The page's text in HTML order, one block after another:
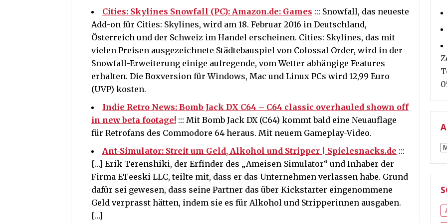
Cities: Skylines Snowfall (PC): Amazon.de: Games ::: Snowfall, das neueste
Add-on für Cities: Skylines, wird am 18. Februar 2016 in Deutschland,
Österreich und der Schweiz im Handel erscheinen. Cities: Skylines, das mit
vielen Preisen ausgezeichnete Städtebauspiel von Colossal Order, wird in der
Snowfall-Erweiterung einige aufregende, vom Wetter abhängige Features
erhalten. Die Boxversion für Windows, Mac und Linux PCs wird 12,99 Euro
(UVP) kosten.
Indie Retro News: Bomb Jack DX C64 – C64 classic overhauled shown off
in new beta footage! ::: Mit Bomb Jack DX (C64) kommt bald eine Neuauflage
für Retrofans des Commodore 64 heraus. Mit neuem Gameplay-Video.
Ant-Simulator: Streit um Geld, Alkohol und Stripper | Spielesnacks.de :::
[…] Erik Terenshiki, der Erfinder des „Ameisen-Simulator“ und Inhaber der
Firma ETeeski LLC, teilte mit, dass er das Unternehmen verlassen habe. Grund
dafür sei gewesen, dass seine Partner das über Kickstarter eingenommene
Geld verprasst hätten, indem sie es für Alkohol und Stripperinnen ausgaben.
[…]